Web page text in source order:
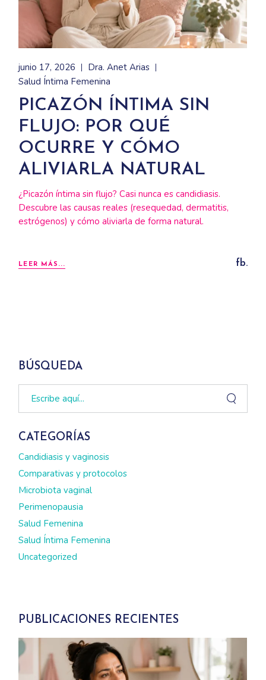
junio 17, 2026
Dra. Anet Arias
Salud Íntima Femenina
PICAZÓN ÍNTIMA SIN
FLUJO: POR QUÉ
OCURRE Y CÓMO
ALIVIARLA NATURAL
¿Picazón íntima sin flujo? Casi nunca es candidiasis.
Descubre las causas reales (resequedad, dermatitis,
estrógenos) y cómo aliviarla de forma natural.
LEER MÁS... fb.
BÚSQUEDA
Search
CATEGORÍAS
Candidiasis y vaginosis
Comparativas y protocolos
Microbiota vaginal
Perimenopausia
Salud Femenina
Salud Íntima Femenina
Uncategorized
PUBLICACIONES RECIENTES